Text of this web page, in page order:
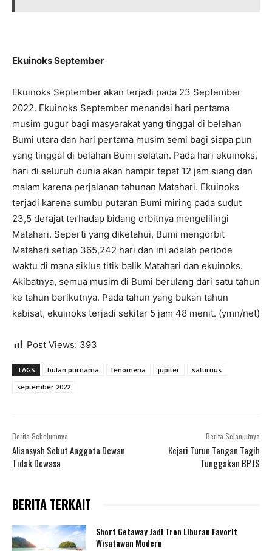
Ekuinoks September
Ekuinoks September akan terjadi pada 23 September
2022. Ekuinoks September menandai hari pertama
musim gugur bagi masyarakat yang tinggal di belahan
Bumi utara dan hari pertama musim semi bagi siapa pun
yang tinggal di belahan Bumi selatan. Pada hari ekuinoks,
hari di seluruh dunia akan hampir tepat 12 jam siang dan
malam karena perjalanan tahunan Matahari. Ekuinoks
terjadi karena sumbu putaran Bumi miring pada sudut
23,5 derajat terhadap bidang orbitnya mengelilingi
Matahari. Seperti yang diketahui, Bumi mengorbit
Matahari setiap 365,242 hari dan ini adalah periode
waktu di mana siklus titik balik Matahari dan ekuinoks.
Akibatnya, semua musim di Bumi berulang dari satu tahun
ke tahun berikutnya. Pada tahun yang bukan tahun
kabisat, ekuinoks terjadi sekitar 5 jam 48 menit. (ymn/net)
Post Views: 393
TAGS bulan purnama fenomena jupiter
saturnus
september 2022
Berita Sebelumnya
Aliansyah Sebut Anggota Dewan
Tidak Dewasa
Berita Selanjutnya
Kejari Turun Tangan Tagih
Tunggakan BPJS
BERITA TERKAIT
Short Getaway Jadi Tren Liburan Favorit
Wisatawan Modern